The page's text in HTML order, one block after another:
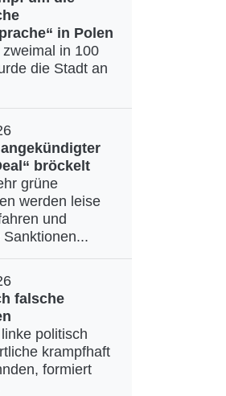
in Polen
in 100
die Stadt an
bröckelt
grüne
werden leise
und
falsche
politisch
krampfhaft
formiert